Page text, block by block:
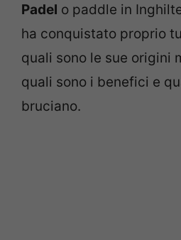
Padel o paddle in
ha conquistato proprio
quali sono le sue origini
quali sono i benefici e
bruciano.